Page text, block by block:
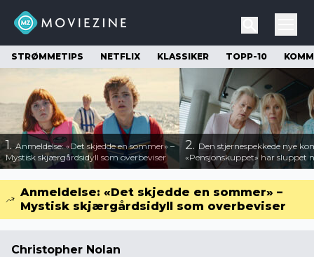
STRØMMETIPS NETFLIX KLASSIKER TOPP-10
1.Anmeldelse: «Det skjedde en sommer» –
Mystisk skjærgårdsidyll som overbeviser
2. Den stjernespekkede nye
«Pensjonskuppet» har sluppet
Anmeldelse: «Det skjedde en sommer» –
Mystisk skjærgårdsidyll som overbeviser
Christopher Nolan